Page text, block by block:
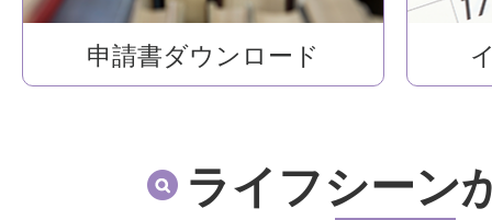
申請書ダウンロード
ライフシーン